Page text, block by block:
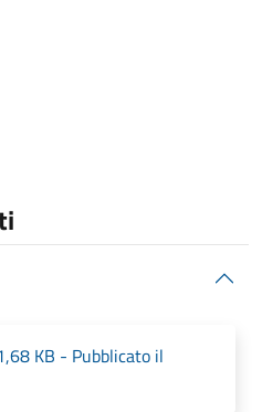
KB - Pubblicato il